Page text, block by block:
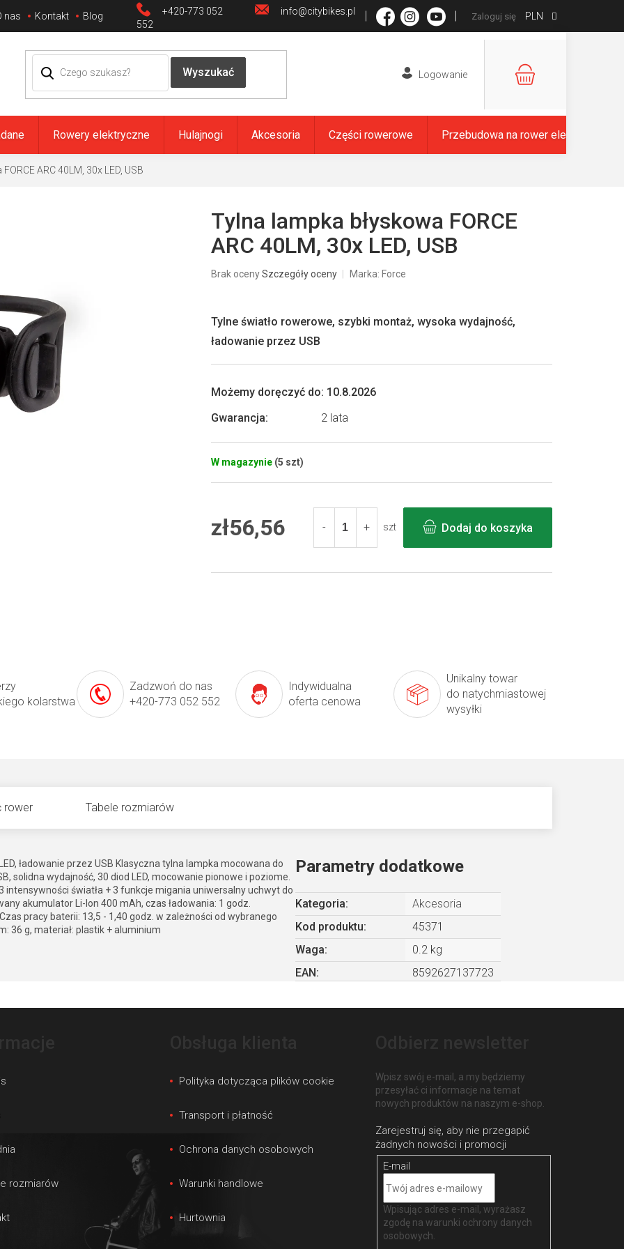
+420-773 052
552
info@citybikes.pl
nas Kontakt Blog PLN
Zaloguj się
KOSZYK
Rowery elektryczne Hulajnogi Akcesoria Części rowerowe Przebudowa na rower elektryczny
ARC 40LM, 30x LED, USB
W magazynie (5 szt)
Możemy doręczyć do: 10.8.2026
Gwarancja: 2 lata
Tylne światło rowerowe, szybki montaż, wysoka wydajność,
ładowanie przez USB
Tylna lampka błyskowa FORCE
ARC 40LM, 30x LED, USB
Średnia
0,0
5
Brak ocenySzczegóły oceny Marka: Force
zł56,56 szt Dodaj do koszyka
kolarstwa
Zadzwoń do nas
+420-773 052 552
Indywidualna
oferta cenowa
Unikalny towar
do natychmiastowej
wysyłki
rower Tabele rozmiarów
ładowanie przez USB Klasyczna tylna lampka mocowana do
solidna wydajność, 30 diod LED, mocowanie pionowe i poziome.
intensywności światła + 3 funkcje migania uniwersalny uchwyt do
akumulator Li-Ion 400 mAh, czas ładowania: 1 godz.
pracy baterii: 13,5 - 1,40 godz. w zależności od wybranego
36 g, materiał: plastik + aluminium
Parametry dodatkowe
Kategoria:
Akcesoria
Kod produktu:
45371
Waga:
0.2 kg
EAN : 8592627137723
rozmiarów
Polityka dotycząca plików cookie
Transport i płatność
Ochrona danych osobowych
Warunki handlowe
Hurtownia
Wpisz swój e-mail, a my będziemy
przesyłać ci informacje na temat
nowych produktów na naszym e-shop.
E-mail
Wpisując adres e-mail, wyrażasz
zgodę nawarunki ochrony danych
osobowych